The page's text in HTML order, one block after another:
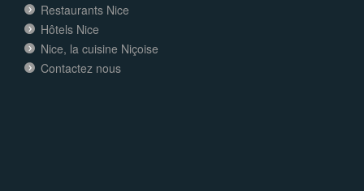
Restaurants Nice
Hôtels Nice
Nice, la cuisine Niçoise
Contactez nous